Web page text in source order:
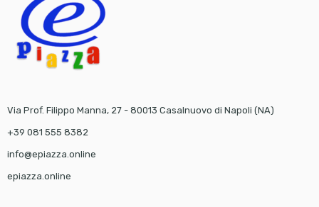
Via Prof. Filippo Manna, 27 - 80013 Casalnuovo di Napoli (NA)
+39 081 555 8382
info@epiazza.online
epiazza.online